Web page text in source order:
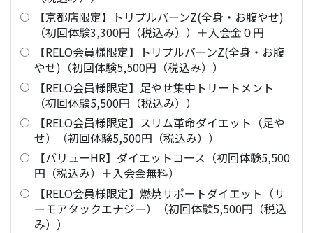
【京都店限定】トリプルバーンZ(全身・お腹やせ)
（初回体験3,300円（税込み））＋入会金０円
【RELO会員様限定】トリプルバーンZ(全身・お腹
やせ)（初回体験5,500円（税込み））
【RELO会員様限定】足やせ集中トリートメント
（初回体験5,500円（税込み））
【RELO会員様限定】スリム革命ダイエット（足や
せ）（初回体験5,500円（税込み））
【バリューHR】ダイエットコース（初回体験5,500
円（税込み）＋入会金無料）
【RELO会員様限定】燃焼サポートダイエット（サ
ーモアタックエナジー）（初回体験5,500円（税込
み））